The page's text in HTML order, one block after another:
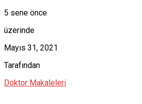
5 sene önce
üzerinde
Mayıs 31, 2021
Tarafından
Doktor Makaleleri